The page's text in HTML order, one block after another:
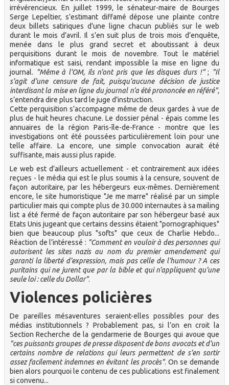
irrévérencieux. En juillet 1999, le sénateur-maire de Bourges
Serge Lepeltier, s’estimant diffamé dépose une plainte contre
deux billets satiriques d’une ligne chacun publiés sur le web
durant le mois d’avril. Il s’en suit plus de trois mois d’enquête,
menée dans le plus grand secret et aboutissant à deux
perquisitions durant le mois de novembre. Tout le matériel
informatique est saisi, rendant impossible la mise en ligne du
journal.
"Même à l’OM, ils n’ont pris que les disques durs !";
"Il
s’agit d’une censure de fait, puisqu’aucune décision de justice
interdisant la mise en ligne du journal n’a été prononcée en référé",
s’entendra dire plus tard le juge d’instruction.
Cette perquisition s’accompagne même de deux gardes à vue de
plus de huit heures chacune. Le dossier pénal - épais comme les
annuaires de la région Paris-île-de-France - montre que les
investigations ont été poussées particulièrement loin pour une
telle affaire. La encore, une simple convocation aurait été
suffisante, mais aussi plus rapide.
Le web est d’ailleurs actuellement - et contrairement aux idées
reçues - le média qui est le plus soumis à la censure, souvent de
façon autoritaire, par les hébergeurs eux-mêmes. Dernièrement
encore, le site humoristique "Je me marre" réalisé par un simple
particulier mais qui compte plus de 30.000 internautes à sa mailing
list a été fermé de façon autoritaire par son hébergeur basé aux
Etats Unis jugeant que certains dessins étaient "pornographiques"
bien que beaucoup plus "softs" que ceux de Charlie Hebdo...
Réaction de l’intéressé : "Comment en vouloir à des personnes qui
autorisent les sites nazis au nom du premier amendement qui
garanti la liberté d’expression, mais pas celle de l’humour ? A ces
puritains qui ne jurent que par la bible et qui n’appliquent qu’une
seule loi : celle du Dollar".
Violences policières
De pareilles mésaventures seraient-elles possibles pour des
médias institutionnels ? Probablement pas, si l’on en croit la
Section Recherche de la gendarmerie de Bourges qui avoue que
"ces puissants groupes de presse disposent de bons avocats et d’un
certains nombre de relations qui leurs permettent de s’en sortir
assez facilement indemnes en évitant les procès". On se demande
bien alors pourquoi le contenu de ces publications est finalement
si convenu...